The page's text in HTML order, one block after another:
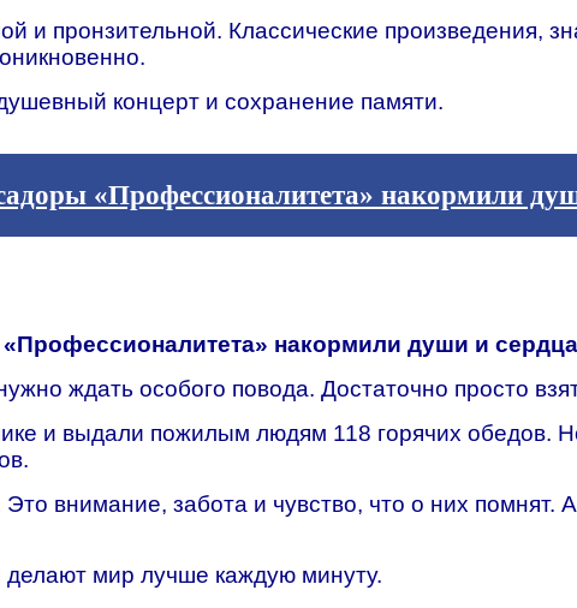
и пронзительной. Классические
концерт и сохранение памяти.
«Профессионалитета» накормили
накормили души и
ждать особого повода. Достаточно просто
и выдали пожилым людям 118 горячих обедов.
внимание, забота и чувство, что о них
мир лучше каждую минуту.